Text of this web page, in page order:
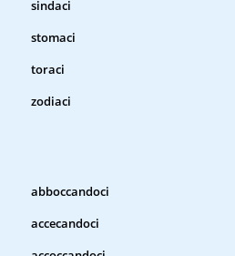
sindaci
stomaci
toraci
zodiaci
abboccandoci
accecandoci